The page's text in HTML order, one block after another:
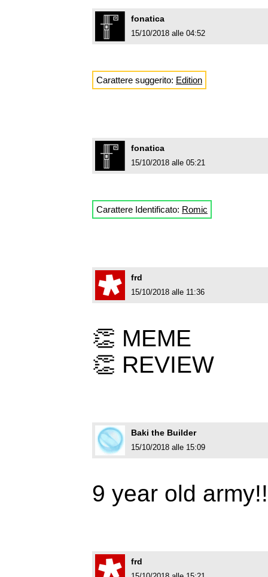
fonatica
15/10/2018 alle 04:52
Carattere suggerito: Edition
fonatica
15/10/2018 alle 05:21
Carattere Identificato: Romic
frd
15/10/2018 alle 11:36
👏 MEME
👏 REVIEW
Baki the Builder
15/10/2018 alle 15:09
9 year old
frd